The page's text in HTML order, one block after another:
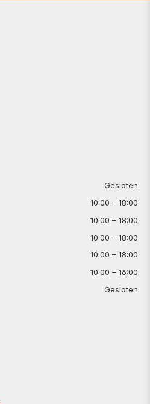
Gesloten
10:00 – 18:00
10:00 – 18:00
10:00 – 18:00
10:00 – 18:00
10:00 – 16:00
Gesloten